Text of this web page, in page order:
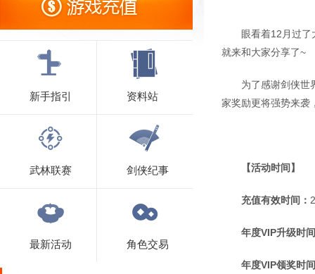
新手指引 资料站
武林联赛 剑侠纪事
最新活动 角色交易
眼看着12月过
就来和大家分享了~
为了感谢剑侠世
家奖励更将强势来袭
【活动时间】
充值有效时间：
年度VIP升级时
年度VIP领奖时